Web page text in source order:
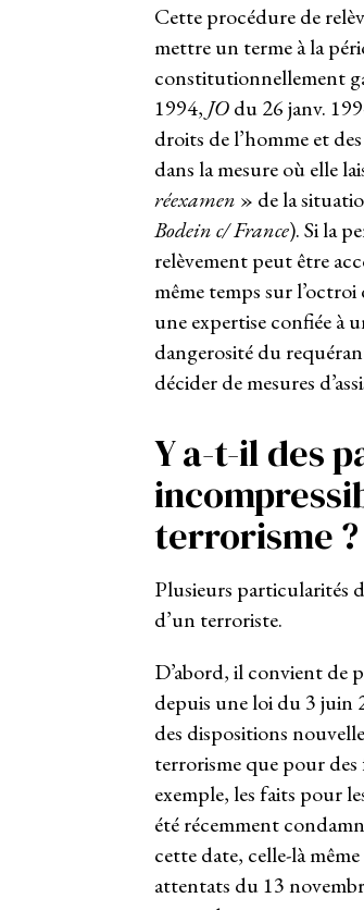
Cette procédure de
mettre un terme à la
constitutionnellement
1994, JOdu 26 janv.
droits de l’homme et
dans la mesure où elle
réexamen » de la
Bodein c/ France). Si la
relèvement peut être
même temps sur
une expertise confiée à
dangerosité du
décider de mesures
Y a-t-il des
terrorisme ?
Plusieurs particularités
d’un terroriste.
D’abord, il convient de
depuis une loi du 3 juin
des dispositions
terrorisme que pour des
exemple, les faits pour
été récemment
cette date, celle-là
attentats du 13